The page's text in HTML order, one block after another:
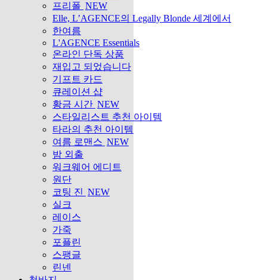
프리폴 NEW
Elle, L’AGENCE의 Legally Blonde 세계에서
한여름
L'AGENCE Essentials
온라인 단독 상품
재입고 되었습니다
기프트 카드
큐레이션 샵
황금 시간 NEW
스타일리스트 추천 아이템
타라의 추천 아이템
여름 로맨스 NEW
밤 외출
워크웨어 에디트
원단
코팅 진 NEW
실크
레이스
가죽
포플린
스팽글
린넨